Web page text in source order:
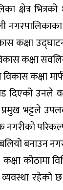
क्षेत्र
कक्षा
कक्षा
कक्षा
दिएको उनले
भट्टले
बनाउन
कोठामा